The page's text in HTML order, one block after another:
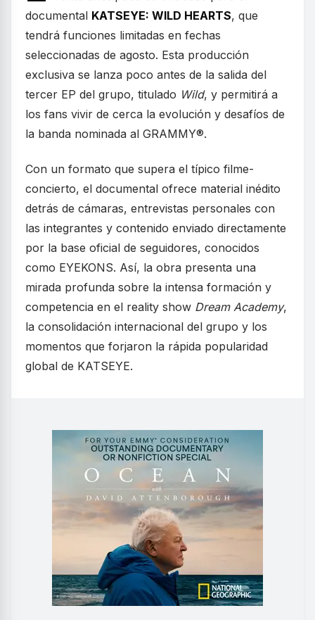
documental KATSEYE: WILD HEARTS, que
tendrá funciones limitadas en fechas
seleccionadas de agosto. Esta producción
exclusiva se lanza poco antes de la salida del
tercer EP del grupo, titulado Wild, y permitirá a
los fans vivir de cerca la evolución y desafíos de
la banda nominada al GRAMMY®.
Con un formato que supera el típico filme-
concierto, el documental ofrece material inédito
detrás de cámaras, entrevistas personales con
las integrantes y contenido enviado directamente
por la base oficial de seguidores, conocidos
como EYEKONS. Así, la obra presenta una
mirada profunda sobre la intensa formación y
competencia en el reality show Dream Academy,
la consolidación internacional del grupo y los
momentos que forjaron la rápida popularidad
global de KATSEYE.